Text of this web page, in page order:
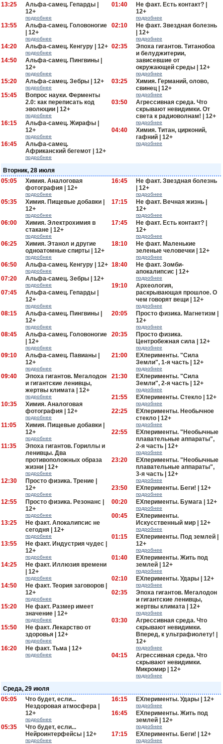
13:25
Альфа-самец. Гепарды |
12+
подробнее
13:55
Альфа-самец. Головоногие
| 12+
подробнее
14:20 Альфа-самец. Кенгуру | 12+
подробнее
14:50
Альфа-самец. Пингвины |
12+
подробнее
15:20 Альфа-самец. Зебры | 12+
подробнее
15:45
Вопрос науки. Ферменты
2.0: как переписать код
эволюции | 12+
подробнее
16:15
Альфа-самец. Жирафы |
12+
подробнее
16:45
Альфа-самец.
Африканский бегемот | 12+
подробнее
01:40
Не факт. Есть контакт? |
12+
подробнее
02:10
Не факт. Звездная болезнь
| 12+
подробнее
02:35
Эпоха гигантов. Титанобоа
и белуджитерии,
зависевшие от
окружающей среды | 12+
подробнее
03:25
Химия. Германий, олово,
свинец | 12+
подробнее
03:50
Агрессивная среда. Что
скрывают невидимки. От
света к радиоволнам! | 12+
подробнее
04:40
Химия. Титан, цирконий,
гафний | 12+
подробнее
Вторник, 28 июля
05:05
Химия. Аналоговая
фотография | 12+
подробнее
05:35
Химия. Пищевые добавки |
12+
подробнее
06:00
Химия. Электрохимия в
стакане | 12+
подробнее
06:25
Химия. Этанол и другие
одноатомные спирты | 12+
подробнее
06:50 Альфа-самец. Кенгуру | 12+
подробнее
07:20 Альфа-самец. Зебры | 12+
подробнее
07:45
Альфа-самец. Гепарды |
12+
подробнее
08:15
Альфа-самец. Пингвины |
12+
подробнее
08:45
Альфа-самец. Головоногие
| 12+
подробнее
09:10
Альфа-самец. Павианы |
12+
подробнее
09:40
Эпоха гигантов. Мегалодон
и гигантские ленивцы,
жертвы климата | 12+
подробнее
10:35
Химия. Аналоговая
фотография | 12+
подробнее
11:05
Химия. Пищевые добавки |
12+
подробнее
11:35
Эпоха гигантов. Гориллы и
ленивцы. Два
противоположных образа
жизни | 12+
подробнее
12:30
Просто физика. Трение |
12+
подробнее
12:55
Просто физика. Резонанс |
12+
подробнее
13:25
Не факт. Апокалипсис не
сегодня | 12+
подробнее
13:55
Не факт. Индустрия чудес |
12+
подробнее
14:25
Не факт. Иллюзия времени
| 12+
подробнее
14:50
Не факт. Теория заговоров |
12+
подробнее
15:20
Не факт. Размер имеет
значение | 12+
подробнее
15:50
Не факт. Лекарство от
здоровья | 12+
подробнее
16:20 Не факт. Тьма | 12+
подробнее
16:45
Не факт. Звездная болезнь
| 12+
подробнее
17:15
Не факт. Вечная жизнь |
12+
подробнее
17:45
Не факт. Есть контакт? |
12+
подробнее
18:10
Не факт. Маленькие
зеленые человечки | 12+
подробнее
18:40
Не факт. Зомби-
апокалипсис | 12+
подробнее
19:10
Археология,
раскрывающая прошлое. О
чем говорят вещи | 12+
подробнее
20:05
Просто физика. Магнетизм |
12+
подробнее
20:35
Просто физика.
Центробежная сила | 12+
подробнее
21:00
EXперименты. "Сила
Земли", 1-я часть | 12+
подробнее
21:30
EXперименты. "Сила
Земли", 2-я часть | 12+
подробнее
21:55 EXперименты. Стекло | 12+
подробнее
22:25
EXперименты. Необычное
стекло | 12+
подробнее
22:55
EXперименты. "Необычные
плавательные аппараты",
2-я часть | 12+
подробнее
23:20
EXперименты. "Необычные
плавательные аппараты",
3-я часть | 12+
подробнее
23:50 EXперименты. Беги! | 12+
подробнее
00:20 EXперименты. Бумага | 12+
подробнее
00:45
EXперименты.
Искусственный мир | 12+
подробнее
01:15
EXперименты. Под землей |
12+
подробнее
01:40
EXперименты. Жить под
землей | 12+
подробнее
02:10 EXперименты. Удары | 12+
подробнее
02:35
Эпоха гигантов. Мегалодон
и гигантские ленивцы,
жертвы климата | 12+
подробнее
03:30
Агрессивная среда. Что
скрывают невидимки.
Вперед, к ультрафиолету! |
12+
подробнее
04:15
Агрессивная среда. Что
скрывают невидимки.
Микромир | 12+
подробнее
Среда, 29 июля
05:05
Что будет, если...
Нездоровая атмосфера |
12+
подробнее
05:35
Что будет, если...
Нейроинтерфейсы | 12+
подробнее
16:15 EXперименты. Удары | 12+
подробнее
16:45
EXперименты. Жить под
землей | 12+
подробнее
17:15 EXперименты. Беги! | 12+
подробнее